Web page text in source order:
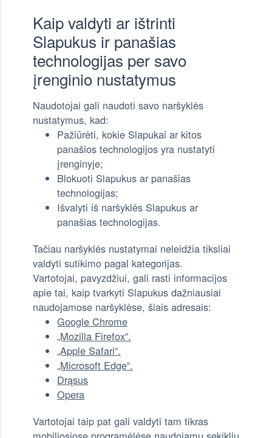
Kaip valdyti ar ištrinti
Slapukus ir panašias
technologijas per savo
įrenginio nustatymus
Naudotojai gali naudoti savo naršyklės
nustatymus, kad:
Pažiūrėti, kokie Slapukai ar kitos
panašios technologijos yra nustatyti
įrenginyje;
Blokuoti Slapukus ar panašias
technologijas;
Išvalyti iš naršyklės Slapukus ar
panašias technologijas.
Tačiau naršyklės nustatymai neleidžia tiksliai
valdyti sutikimo pagal kategorijas.
Vartotojai, pavyzdžiui, gali rasti informacijos
apie tai, kaip tvarkyti Slapukus dažniausiai
naudojamose naršyklėse, šiais adresais:
Google Chrome
„Mozilla Firefox“.
„Apple Safari“.
„Microsoft Edge“.
Drąsus
Opera
Vartotojai taip pat gali valdyti tam tikras